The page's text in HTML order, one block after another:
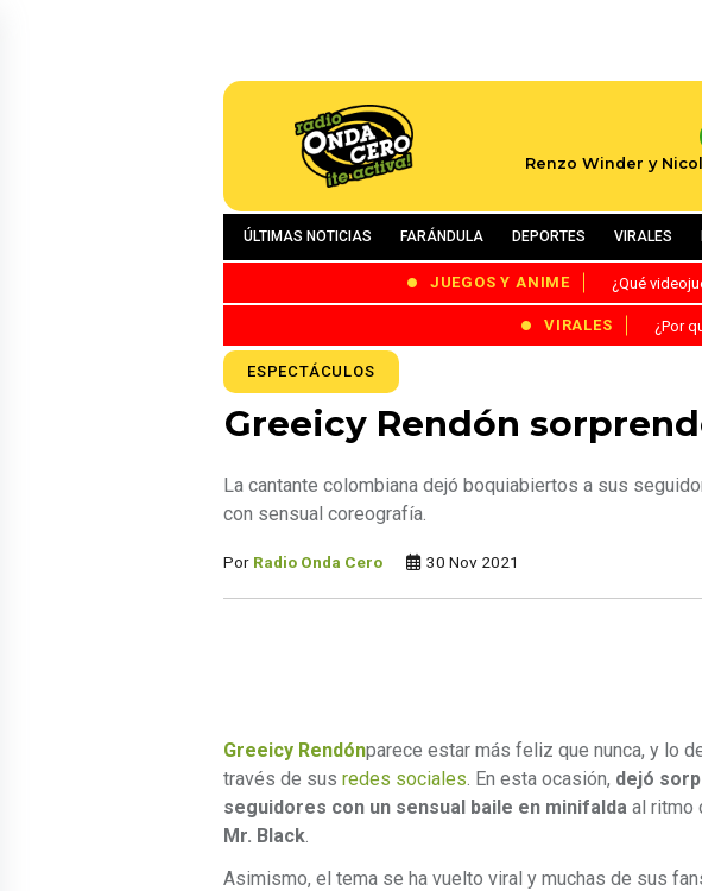
Renzo Winder y
ÚLTIMAS NOTICIAS FARÁNDULA DEPORTES VIRALES
JUEGOS Y ANIME ¿Qué
VIRALES ¿Por
ESPECTÁCULOS
Greeicy Rendón
La cantante colombiana dejó boquiabiertos a sus
con sensual coreografía.
Por Radio Onda Cero 30 Nov 2021
Greeicy Rendónparece estar más feliz que nunca, y lo
través de sus redes sociales. En esta ocasión, dejó
seguidores con un sensual baile en minifalda al ritmo
Mr. Black.
Asimismo, el tema se ha vuelto viral y muchas de sus